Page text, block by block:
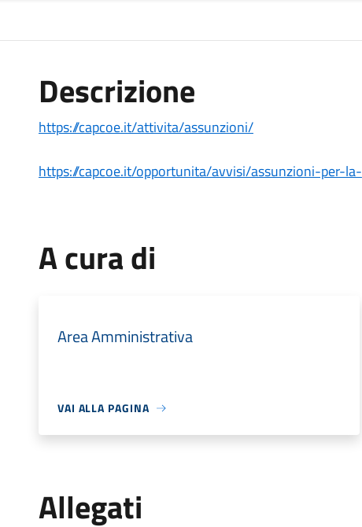
Descrizione
https://capcoe.it/attivita/assunzioni/
https://capcoe.it/opportunita/avvisi/assunzioni-per-la-
A cura di
Area Amministrativa
VAI ALLA PAGINA
Allegati